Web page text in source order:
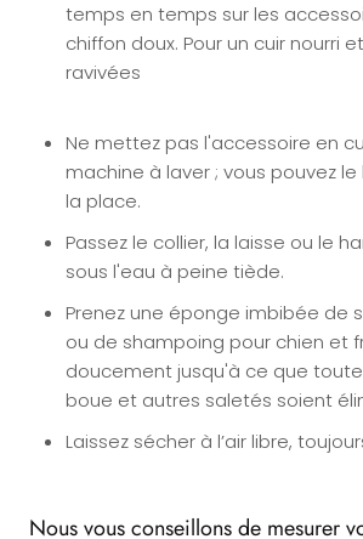
temps en temps sur les
chiffon doux. Pour un cuir nourri
ravivées
Ne mettez pas l'accessoire en
machine à laver ; vous pouvez
la place.
Passez le collier, la laisse ou le
sous l'eau à peine tiède.
Prenez une éponge imbibée de
ou de shampoing pour chien et
doucement jusqu'à ce que
boue et autres saletés soient
Laissez sécher à l’air libre,
Nous vous conseillons de mesurer